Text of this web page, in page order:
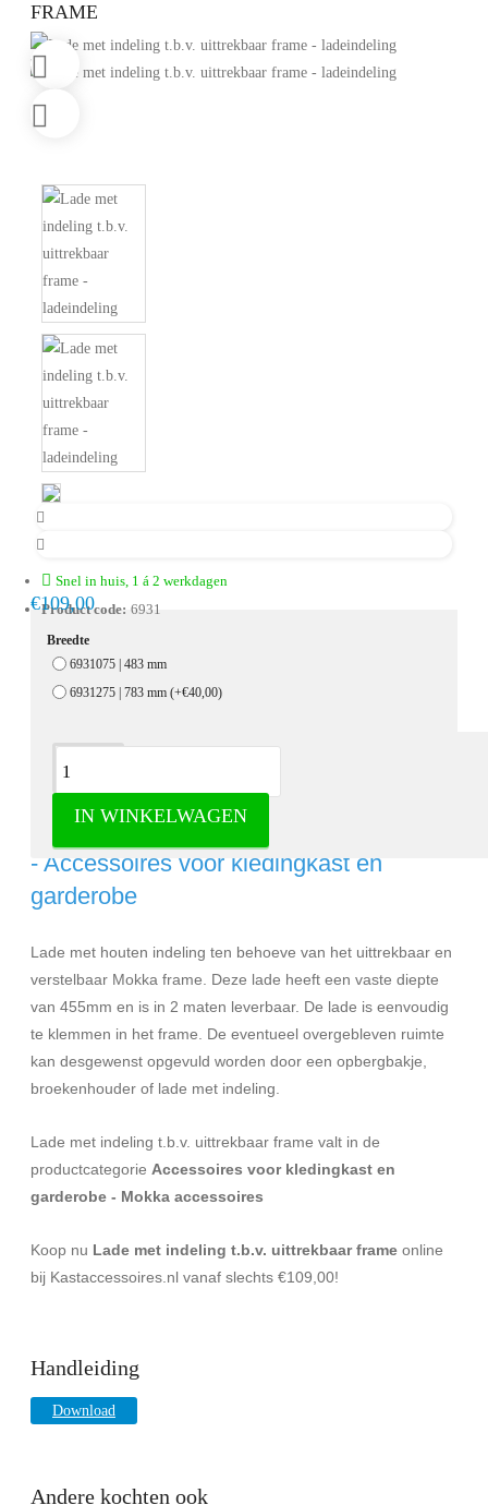
FRAME
Snel in huis, 1 á 2 werkdagen
Product code: 6931
€109,00
Breedte
6931075 | 483 mm
6931275 | 783 mm (+€40,00)
IN WINKELWAGEN
Omschrijving
Lade met indeling t.b.v. uittrekbaar frame
- Accessoires voor kledingkast en
garderobe
Lade met houten indeling ten behoeve van het uittrekbaar en
verstelbaar Mokka frame. Deze lade heeft een vaste diepte
van 455mm en is in 2 maten leverbaar. De lade is eenvoudig
te klemmen in het frame. De eventueel overgebleven ruimte
kan desgewenst opgevuld worden door een opbergbakje,
broekenhouder of lade met indeling.
Lade met indeling t.b.v. uittrekbaar frame valt in de
productcategorie Accessoires voor kledingkast en
garderobe - Mokka accessoires
Koop nu Lade met indeling t.b.v. uittrekbaar frame online
bij Kastaccessoires.nl vanaf slechts €109,00!
Handleiding
Download
Andere kochten ook